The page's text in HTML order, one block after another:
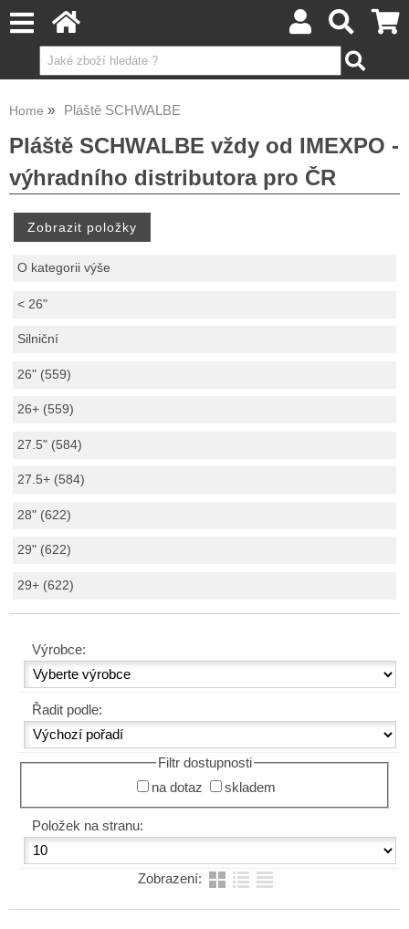
Home Pláště SCHWALBE
Pláště SCHWALBE vždy od IMEXPO -
výhradního distributora pro ČR
O kategorii výše
< 26"
Silniční
26" (559)
26+ (559)
27.5" (584)
27.5+ (584)
28" (622)
29" (622)
29+ (622)
Výrobce:
Řadit podle:
Filtr dostupnosti
na dotaz
skladem
Položek na stranu:
Zobrazení: